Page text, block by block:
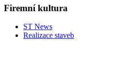
Firemní kultura
ST News
Realizace staveb